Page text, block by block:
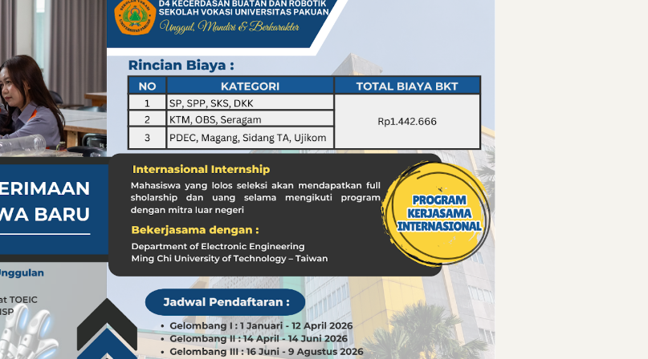
Tifa dan Roy Suryo
yang Menginspirasi
Penyampaian Informasi yang Akurat
Informasi yang Akurat untuk Masyarakat
Membuka Peluang Baru
Teknologi
Peran Pelaut di Balik Kemakmuran Bangsa
WNI dan Dampak Global
Peran Penting Pelaut dalam Perekonomian Global